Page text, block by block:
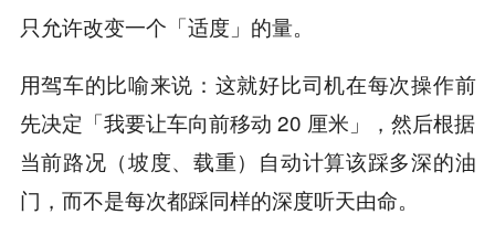
只允许改变一个「适度」的量。
用驾车的比喻来说：这就好比司机在每次操作前
先决定「我要让车向前移动 20 厘米」，然后根据
当前路况（坡度、载重）自动计算该踩多深的油
门，而不是每次都踩同样的深度听天由命。